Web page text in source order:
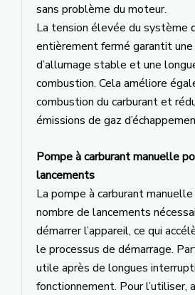
sans problème du moteur.
La tension élevée du système
entièrement fermé garantit
d’allumage stable et une
combustion. Cela améliore
combustion du carburant et
émissions de gaz
Pompe à carburant manuelle
lancements
La pompe à carburant
nombre de lancements
démarrer l’appareil, ce qui
le processus de démarrage.
utile après de longues
fonctionnement. Pour l’utiliser,